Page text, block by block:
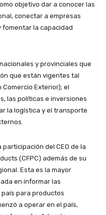
objetivo dar a conocer las
conectar a empresas
fomentar la capacidad
y provinciales que
que están vigentes tal
Comercio Exterior); el
las políticas e inversiones
la logística y el transporte
del CEO de la
(CFPC) además de su
Esta es la mayor
en informar las
para productos
a operar en el país,